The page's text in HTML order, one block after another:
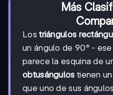
Más
Lostriángulos
un ángulo de 90° -
parece la esquina de
obtusángulos tienen
que uno de sus